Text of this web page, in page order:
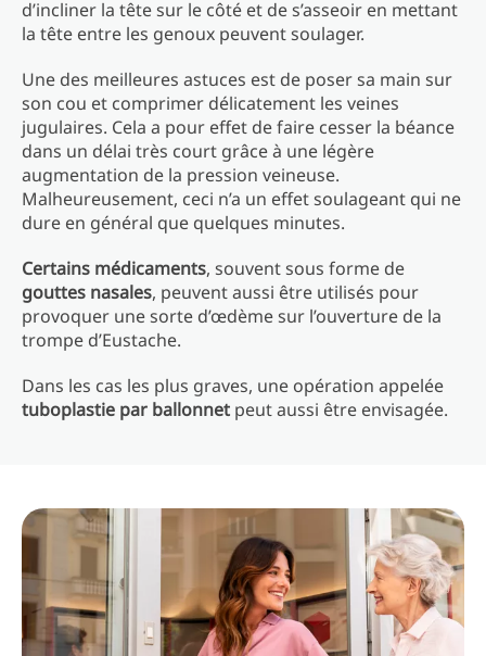
d’incliner la tête sur le côté et de s’asseoir en mettant
la tête entre les genoux peuvent soulager.
Une des meilleures astuces est de poser sa main sur
son cou et comprimer délicatement les veines
jugulaires. Cela a pour effet de faire cesser la béance
dans un délai très court grâce à une légère
augmentation de la pression veineuse.
Malheureusement, ceci n’a un effet soulageant qui ne
dure en général que quelques minutes.
Certains médicaments, souvent sous forme de
gouttes nasales, peuvent aussi être utilisés pour
provoquer une sorte d’œdème sur l’ouverture de la
trompe d’Eustache.
Dans les cas les plus graves, une opération appelée
tuboplastie par ballonnet peut aussi être envisagée.